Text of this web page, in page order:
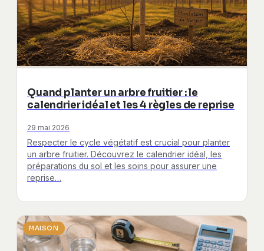
Quand planter un arbre fruitier : le
calendrier idéal et les 4 règles de reprise
29 mai 2026
Respecter le cycle végétatif est crucial pour planter
un arbre fruitier. Découvrez le calendrier idéal, les
préparations du sol et les soins pour assurer une
reprise…
MAISON